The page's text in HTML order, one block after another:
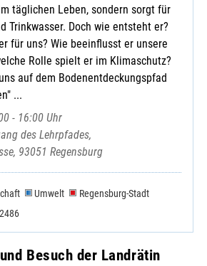
täglichen Leben, sondern sorgt für
Trinkwasser. Doch wie entsteht er?
für uns? Wie beeinflusst er unsere
Rolle spielt er im Klimaschutz?
auf dem Bodenentdeckungspfad
...
- 16:00 Uhr
des Lehrpfades,
93051 Regensburg
Umwelt
Regensburg-Stadt
Besuch der Landrätin